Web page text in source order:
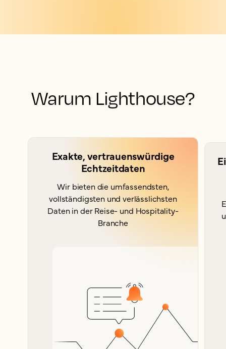
Warum Lighthouse?
Exakte, vertrauenswürdige
Echtzeitdaten
Wir bieten die umfassendsten,
vollständigsten und verlässlichsten
Daten in der Reise- und Hospitality-
Branche